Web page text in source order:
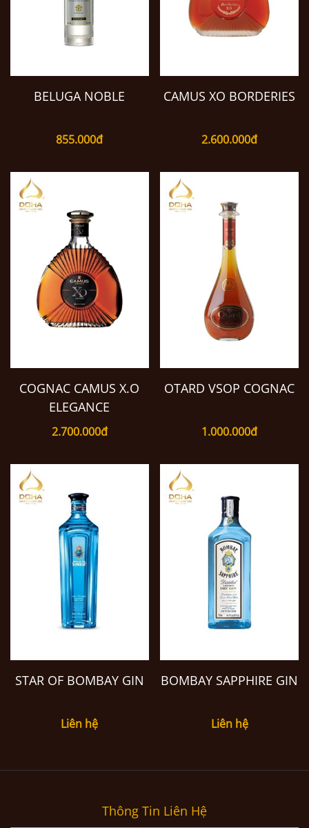
BELUGA NOBLE
855.000đ
CAMUS XO BORDERIES
2.600.000đ
COGNAC CAMUS X.O
ELEGANCE
2.700.000đ
OTARD VSOP COGNAC
1.000.000đ
STAR OF BOMBAY GIN
Liên hệ
BOMBAY SAPPHIRE GIN
Liên hệ
Thông Tin Liên Hệ